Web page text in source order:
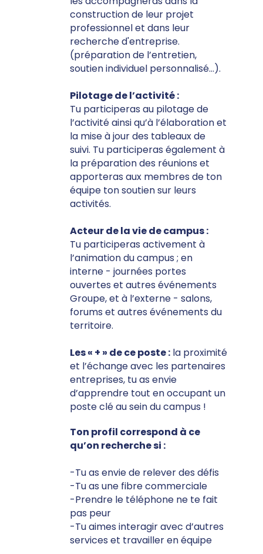
construction de leur projet
professionnel et dans leur
recherche d'entreprise.
(préparation de l’entretien,
soutien individuel personnalisé…).
Pilotage de l’activité :
Tu participeras au pilotage de
l’activité ainsi qu’à l’élaboration et
la mise à jour des tableaux de
suivi. Tu participeras également à
la préparation des réunions et
apporteras aux membres de ton
équipe ton soutien sur leurs
activités.
Acteur de la vie de campus :
Tu participeras activement à
l’animation du campus ; en
interne - journées portes
ouvertes et autres événements
Groupe, et à l’externe - salons,
forums et autres événements du
territoire.
Les « + » de ce poste : la proximité
et l’échange avec les partenaires
entreprises, tu as envie
d’apprendre tout en occupant un
poste clé au sein du campus !
Ton profil correspond à ce
qu’on recherche si :
-Tu as envie de relever des défis
-Tu as une fibre commerciale
-Prendre le téléphone ne te fait
pas peur
-Tu aimes interagir avec d’autres
services et travailler en équipe